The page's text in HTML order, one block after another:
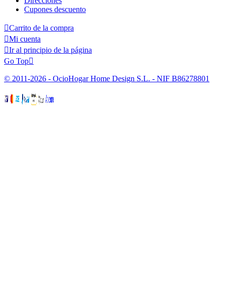
Cupones descuento
Carrito de la compra
Mi cuenta
Ir al principio de la página
Go Top
© 2011-2026 - OcioHogar Home Design S.L. - NIF B86278801